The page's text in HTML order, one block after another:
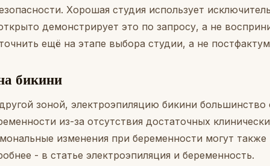
Хорошая студия использует
демонстрирует это по запросу, а не
ещё на этапе выбора студии, а не
бикини
зоной, электроэпиляцию бикини
из-за отсутствия достаточных
изменения при беременности могут
- в статье электроэпиляция и беременность.